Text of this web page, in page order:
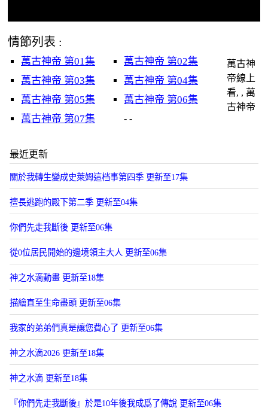
情節列表 :
萬古神帝 第01集
萬古神帝 第02集
萬古神帝 第03集
萬古神帝 第04集
萬古神帝 第05集
萬古神帝 第06集
萬古神帝 第07集
萬古神
帝線上
看, , 萬
古神帝
- -
最近更新
關於我轉生變成史萊姆這档事第四季 更新至17集
擅長逃跑的殿下第二季 更新至04集
你們先走我斷後 更新至06集
從0位居民開始的邊境領主大人 更新至06集
神之水滴動畫 更新至18集
描繪直至生命盡頭 更新至06集
我家的弟弟們真是讓您費心了 更新至06集
神之水滴2026 更新至18集
神之水滴 更新至18集
『你們先走我斷後』於是10年後我成爲了傳說 更新至06集